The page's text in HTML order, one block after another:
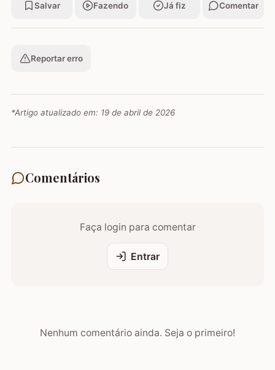
Salvar Fazendo Já fiz Comentar
Reportar erro
*Artigo atualizado em: 19 de abril de 2026
Comentários
Faça login para comentar
Entrar
Nenhum comentário ainda. Seja o primeiro!